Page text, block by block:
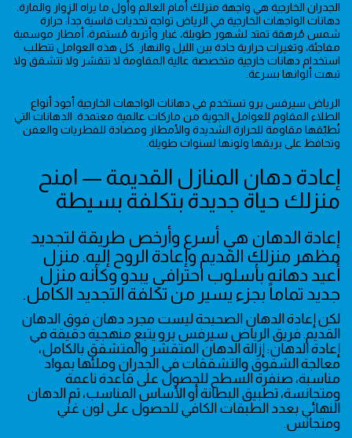
الجدران الخارجية هي واجهة منزلك أمام العالم وأول ما يراه الزوار والمارة.
دهانات الواجهات الخارجية في الرياض تواجه تحديات قاسية جداً: حرارة
شمس مُرهقة تمتد لشهور طويلة، غبار وأتربة مُستمرة، أمطار موسمية
مفاجئة، وتغيرات حرارية حادة بين الليل والنهار. كل هذه العوامل تتطلب
استخدام دهانات خارجية متخصصة عالية المقاومة لا تتقشر ولا تتشقق ولا
تبهت ألوانها بسرعة.
الرياض سيرفس برو تستخدم في دهانات الواجهات الخارجية أجود أنواع
الطلاء المقاوم للعوامل الجوية من ماركات عالمية معتمدة. الدهانات التي
نُطبّقها مقاومة للحرارة الشديدة والأمطار ومضادة للفطريات والعفن
وتحافظ على بريقها ولونها لسنوات طويلة.
إعادة دهان المنازل القديمة — امنح
منزلك حياة جديدة بتكلفة بسيطة
إعادة الدهان هي أسرع وأرخص طريقة لتجديد
مظهر منزلك القديم وإعادة الروح إليه. منزل
أُعيد دهانه بأسلوب احترافي يبدو وكأنه منزل
جديد تماماً بجزء يسير من تكلفة التجديد الكامل.
لكن إعادة الدهان الصحيحة ليست مجرد دهان فوق الدهان
القديم. فريق الرياض سيرفس برو يتبع منهجية دقيقة في
إعادة الدهان: إزالة الدهان المتقشر والمتشقق بالكامل،
معالجة الشقوق والتشققات في الجدران وملئها بمواد
مناسبة، صنفرة السطح للحصول على قاعدة ناعمة
ومتجانسة، تطبيق البطانة أو الأساس المناسب، ثم الدهان
النهائي بعدد الطبقات الكافي للحصول على لون غني
ومتجانس.